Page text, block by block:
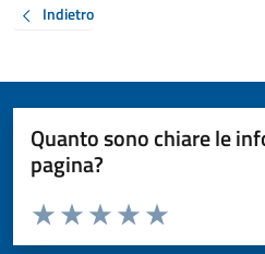
Indietro
Quanto sono chiare le
pagina?
Valuta da 1 a 5 stelle la pagina
Valuta 5 stelle
Valuta 4 stelle su 5
Valuta 3 stelle su 5
Valuta 2 stelle su 5
Valuta 1 stelle su 5